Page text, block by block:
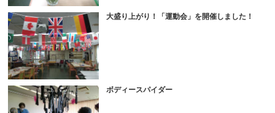
大盛り上がり！「運動会」を開催しました！
ボディースパイダー